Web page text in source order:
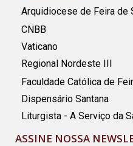
Arquidiocese de Feira de
CNBB
Vaticano
Regional Nordeste III
Faculdade Católica de
Dispensário Santana
Liturgista - A Serviço da
ASSINE NOSSA